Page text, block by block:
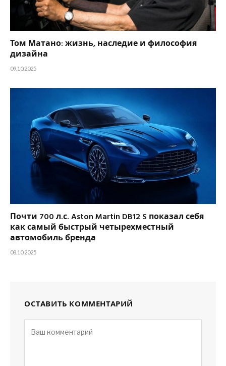
Том Матано: жизнь, наследие и философия
дизайна
09.10.2025
Почти 700 л.с. Aston Martin DB12 S показал себя
как самый быстрый четырехместный
автомобиль бренда
08.10.2025
ОСТАВИТЬ КОММЕНТАРИЙ